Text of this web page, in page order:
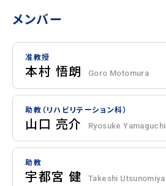
メンバー
准教授
本村 悟朗 Goro Motomura
助教（リハビリテーション科）
山口 亮介 Ryosuke Yamaguchi
助教
宇都宮 健 Takeshi Utsunomiya